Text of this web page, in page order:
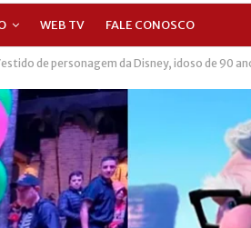
WEB TV FALE CONOSCO
de personagem da Disney, idoso de 90